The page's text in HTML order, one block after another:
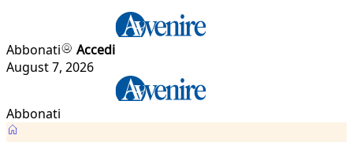
Abbonati
Accedi
August 7, 2026
Abbonati